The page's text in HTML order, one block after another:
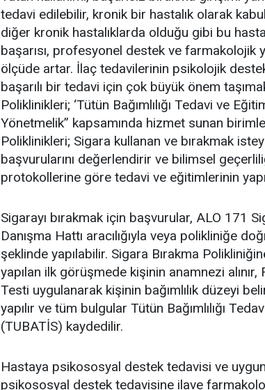
tedavi edilebilir, kronik bir hastalık olarak
diğer kronik hastalıklarda olduğu gibi bu
başarısı, profesyonel destek ve farmakolojik
ölçüde artar. İlaç tedavilerinin psikolojik
başarılı bir tedavi için çok büyük önem
Poliklinikleri; ‘Tütün Bağımlılığı Tedavi ve
Yönetmelik” kapsamında hizmet sunan
Poliklinikleri; Sigara kullanan ve bırakmak
başvurularını değerlendirir ve bilimsel
protokollerine göre tedavi ve eğitimlerinin
Sigarayı bırakmak için başvurular, ALO 171
Danışma Hattı aracılığıyla veya polikliniğe
şeklinde yapılabilir. Sigara Bırakma
yapılan ilk görüşmede kişinin anamnezi alınır,
Testi uygulanarak kişinin bağımlılık düzeyi
yapılır ve tüm bulgular Tütün Bağımlılığı
(TUBATİS) kaydedilir.
Hastaya psikososyal destek tedavisi ve
psikososyal destek tedavisine ilave